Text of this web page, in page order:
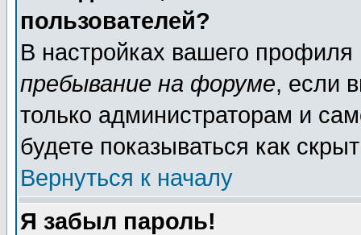
пользователей?
В настройках вашего
пребывание на форуме, если
только администраторам и
будете показываться как
Вернуться к началу
Я забыл пароль!